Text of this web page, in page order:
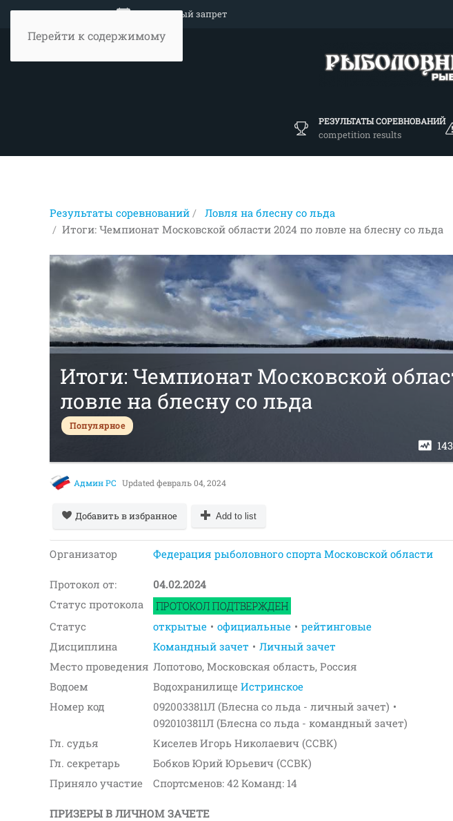
Перейти к содержимому
Объявление Нерестовый запрет
РЕЗУЛЬТАТЫ СОРЕВНОВАНИЙ
competition results
Результаты соревнований
Ловля на блесну со льда
Итоги: Чемпионат Московской области 2024 по ловле на блесну со льда
Итоги: Чемпионат Московской
ловле на блесну со льда
Популярное
Админ РС Updated февраль 04, 2024
Добавить в избранное Add to list
Организатор Федерация рыболовного спорта Московской области
Протокол от:
04.02.2024
Статус протокола
Статус
открытые официальные
рейтинговые
Дисциплина
Командный зачет
Личный зачет
Место проведения Лопотово, Московская область, Россия
Водоем
Водохранилище Истринское
Номер код
0920033811Л (Блесна со льда - личный зачет)
0920103811Л (Блесна со льда - командный зачет)
Гл. судья
Киселев Игорь Николаевич (ССВК)
Гл. секретарь
Бобков Юрий Юрьевич (ССВК)
Приняло участие
Спортсменов: 42 Команд: 14
ПРИЗЕРЫ В ЛИЧНОМ ЗАЧЕТЕ